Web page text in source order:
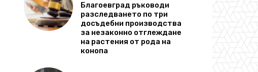
Благоевград ръководи
разследването по три
досъдебни производства
за незаконно отглеждане
на растения от рода на
конопа